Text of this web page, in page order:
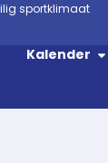
sportklimaat
Kalender